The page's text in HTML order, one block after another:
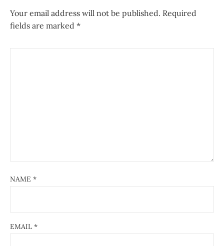
Your email address will not be published. Required
fields are marked *
NAME *
EMAIL *